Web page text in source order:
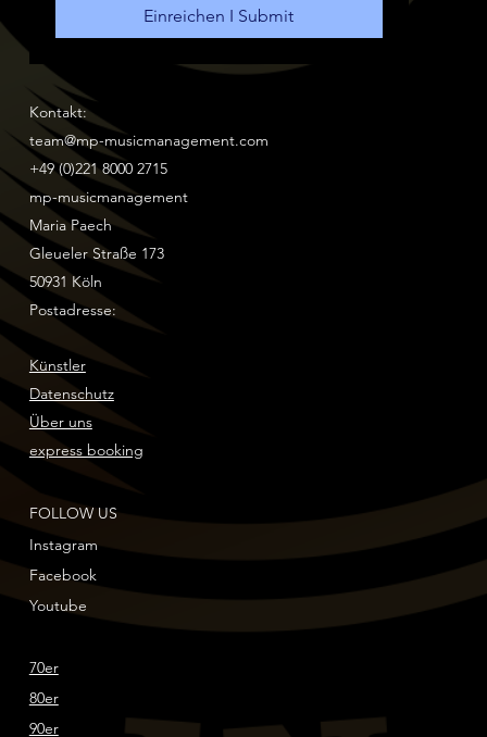
Einreichen I Submit
Kontakt:
team@mp-musicmanagement.com
+49 (0)221 8000 2715
Postadresse:
mp-musicmanagement
Maria Paech
Gleueler Straße 173
50931 Köln
FOLLOW US
Instagram
Facebook
Youtube
Künstler
Datenschutz
Über uns
express booking
70er
80er
90er